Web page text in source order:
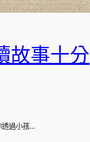
故事十分
透過小孩…